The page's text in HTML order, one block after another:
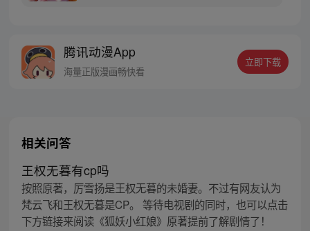
腾讯动漫App
海量正版漫画畅快看
立即下载
相关问答
王权无暮有cp吗
按照原著，厉雪扬是王权无暮的未婚妻。不过有网友认为
梵云飞和王权无暮是CP。 等待电视剧的同时，也可以点击
下方链接来阅读《狐妖小红娘》原著提前了解剧情了！